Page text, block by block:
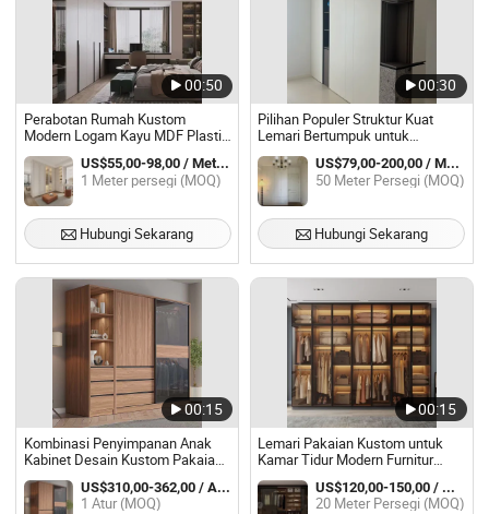
00:50
Perabotan Rumah Kustom
Modern Logam Kayu MDF Plastik
Lipat Geser Portable Kamar Tidur
Lemari Pakaian Walk-in Closet US$55,00-98,00 / Meter persegi
1 Meter persegi (MOQ)
Hubungi Sekarang
00:30
Pilihan Populer Struktur Kuat
Lemari Bertumpuk untuk
Penggunaan Kamar Anak
US$79,00-200,00 / Meter persegi
50 Meter Persegi (MOQ)
Hubungi Sekarang
00:15
Kombinasi Penyimpanan Anak
Kabinet Desain Kustom Pakaian
Pintu Geser Bayi Modern Mewah
Lemari Kayu Kamar Tidur LemariUS$310,00-362,00 / Atur
1 Atur (MOQ)
00:15
Lemari Pakaian Kustom untuk
Kamar Tidur Modern Furnitur
Lemari Pasangan dengan Pintu
Kaca Desain Lemari Pakaian US$120,00-150,00 / Meter persegi
20 Meter Persegi (MOQ)